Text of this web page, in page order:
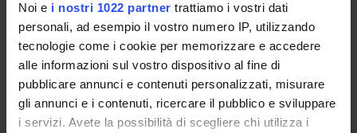
Noi e i nostri 1022 partner trattiamo i vostri dati
personali, ad esempio il vostro numero IP, utilizzando
tecnologie come i cookie per memorizzare e accedere
alle informazioni sul vostro dispositivo al fine di
pubblicare annunci e contenuti personalizzati, misurare
gli annunci e i contenuti, ricercare il pubblico e sviluppare
i servizi. Avete la possibilità di scegliere chi utilizza i
Thesis and internship proposals
Governing bodies
Faculty staff
STUDYING